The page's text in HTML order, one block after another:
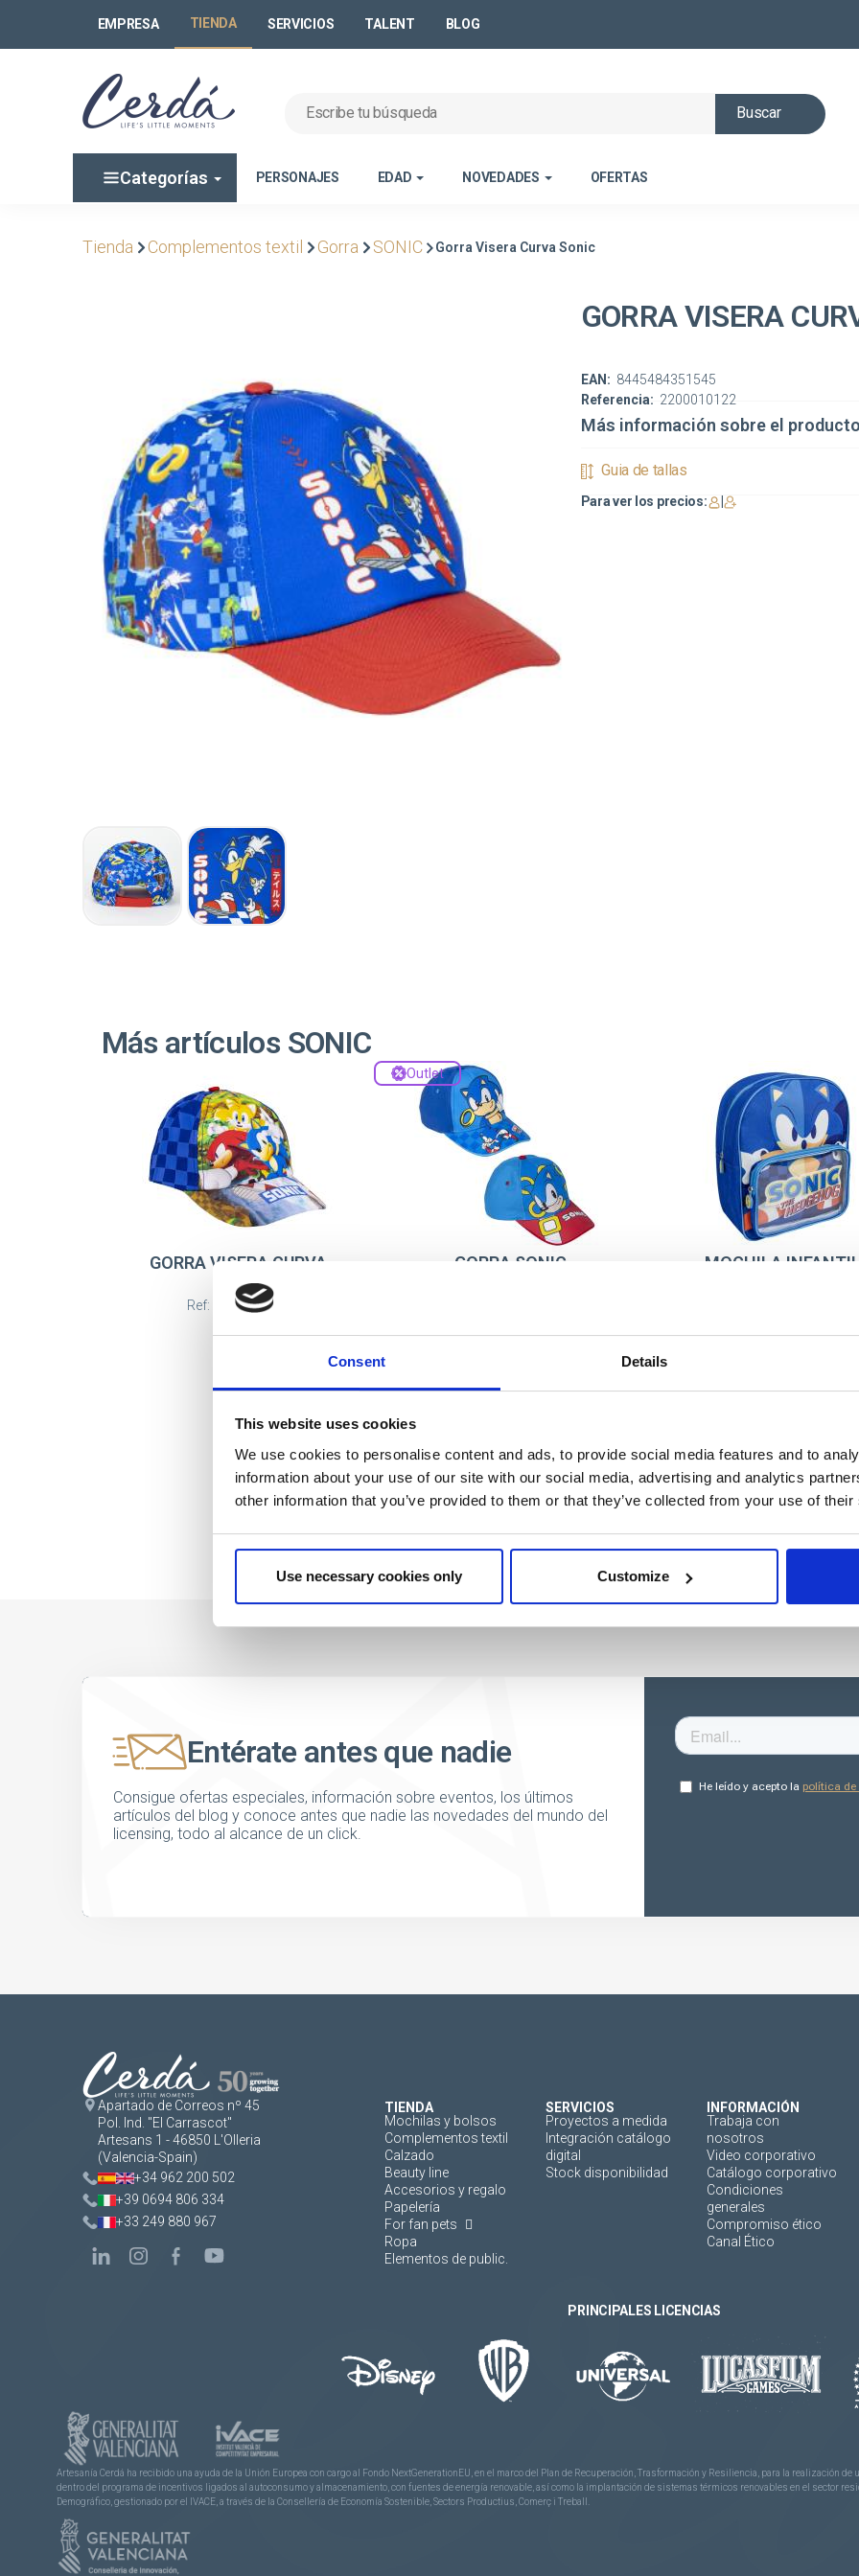
Consent Details
This website uses cookies
We use cookies to personalise content and ads, to provide social media features and to
information about your use of our site with our social media, advertising and analytics
other information that you’ve provided to them or that they’ve collected from your use of
Use necessary cookies only Customize
EMPRESA TIENDA SERVICIOS TALENT BLOG
Buscar
Categorías PERSONAJES EDAD NOVEDADES OFERTAS
Tienda Complementos textil Gorra SONIC Gorra Visera Curva Sonic
GORRA VISERA
Referencia: 2200010122
EAN: 8445484351545
Más información sobre el
Guia de tallas
Para ver los precios:
Más artículos SONIC
GORRA VISERA CURVA
SONIC
Ref: 2200009881
Outlet
GORRA SONIC
MOCHILA
Entérate antes que nadie
Consigue ofertas especiales, información sobre eventos, los últimos
artículos del blog y conoce antes que nadie las novedades del mundo del
licensing, todo al alcance de un click.
Apartado de Correos nº 45
Pol. Ind. "El Carrascot"
Artesans 1 - 46850 L'Olleria
(Valencia-Spain)
+34 962 200 502
+39 0694 806 334
+33 249 880 967
TIENDA
Mochilas y bolsos
Complementos textil
Calzado
Beauty line
Accesorios y regalo
Papelería
For fan pets
Ropa
Elementos de public.
SERVICIOS
Proyectos a medida
Integración catálogo
digital
Stock disponibilidad
INFORMACIÓN
Trabaja con
nosotros
Video corporativo
Catálogo corporativo
Condiciones
generales
Compromiso ético
Canal Ético
PRINCIPALES LICENCIAS
Artesanía Cerdá ha recibido una ayuda de la Unión Europea con cargo al Fondo NextGenerationEU, en el marco del Plan de Recuperación, Trasformación y Resiliencia, para la realización
dentro del programa de incentivos ligados al autoconsumo y almacenamiento, con fuentes de energía renovable, así como la implantación de sistemas térmicos renovables en el sector
Demográfico, gestionado por el IVACE, a través de la Consellería de Economía Sostenible, Sectors Productius, Comerç i Treball.